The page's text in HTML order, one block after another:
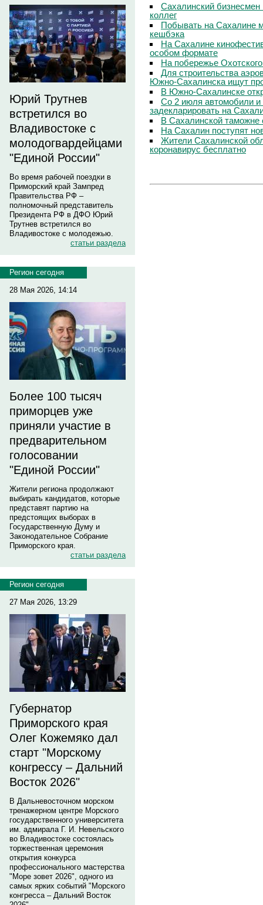
Юрий Трутнев
встретился во
Владивостоке с
молодогвардейцами
"Единой России"
Во время рабочей поездки в
Приморский край Зампред
Правительства РФ –
полномочный представитель
Президента РФ в ДФО Юрий
Трутнев встретился во
Владивостоке с молодежью.
статьи раздела
Регион сегодня
28 Мая 2026, 14:14
Более 100 тысяч
приморцев уже
приняли участие в
предварительном
голосовании
"Единой России"
Жители региона продолжают
выбирать кандидатов, которые
представят партию на
предстоящих выборах в
Государственную Думу и
Законодательное Собрание
Приморского края.
статьи раздела
Регион сегодня
27 Мая 2026, 13:29
Губернатор
Приморского края
Олег Кожемяко дал
старт "Морскому
конгрессу – Дальний
Восток 2026"
В Дальневосточном морском
тренажерном центре Морского
государственного университета
им. адмирала Г. И. Невельского
во Владивостоке состоялась
торжественная церемония
открытия конкурса
профессионального мастерства
"Море зовет 2026", одного из
самых ярких событий "Морского
конгресса – Дальний Восток
Сахалинский бизнесмен
коллег
Побывать на Сахалине
кешбэка
На Сахалине
особом формате
На побережье
Для строительства
Южно-Сахалинска ищут
В Южно-Сахалинске
Со 2 июля автомобили
задекларировать на
В Сахалинской таможне
На Сахалин поступят
Жители Сахалинской
коронавирус бесплатно